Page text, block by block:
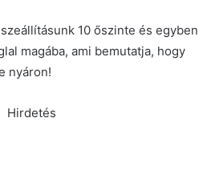
10 őszinte és egyben
magába, ami bemutatja, hogy
nyáron!
Hirdetés